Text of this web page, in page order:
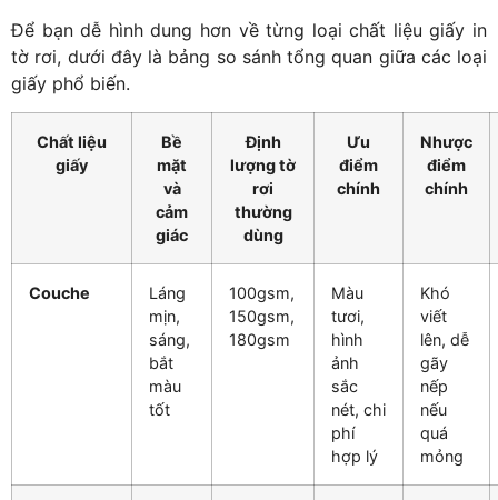
Để bạn dễ hình dung hơn về từng loại chất liệu giấy in
tờ rơi, dưới đây là bảng so sánh tổng quan giữa các loại
giấy phổ biến.
Chất liệu
giấy
Bề
mặt
và
cảm
giác
Định
lượng tờ
rơi
thường
dùng
Ưu
điểm
chính
Nhược
điểm
chính
Couche
Láng
mịn,
sáng,
bắt
màu
tốt
100gsm,
150gsm,
180gsm
Màu
tươi,
hình
ảnh
sắc
nét, chi
phí
hợp lý
Khó
viết
lên, dễ
gãy
nếp
nếu
quá
mỏng